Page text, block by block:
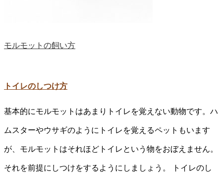
モルモットの飼い方
トイレのしつけ方
基本的にモルモットはあまりトイレを覚えない動物です。ハ
ムスターやウサギのようにトイレを覚えるペットもいます
が、モルモットはそれほどトイレという物をおぼえません。
それを前提にしつけをするようにしましょう。 トイレのし